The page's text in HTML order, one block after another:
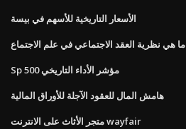
الأسعار التاريخية للأسهم في بيسة
ما هي نظرية العقد الاجتماعي في علم الاجتماع
Sp 500 مؤشر الأداء التاريخي
هامش المال للعقود الآجلة للأوراق المالية
متجر الأثاث على الانترنت wayfair